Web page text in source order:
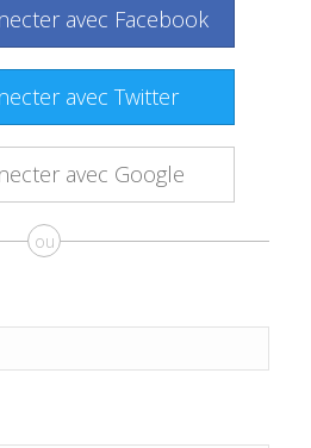
avec Facebook
avec Twitter
avec Google
ou